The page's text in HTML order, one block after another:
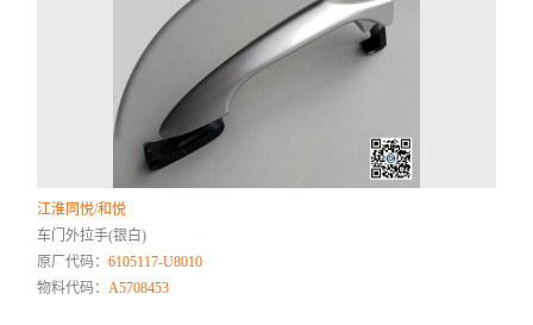
江淮同悦/和悦
车门外拉手(银白)
原厂代码：6105117-U8010
物料代码：A5708453